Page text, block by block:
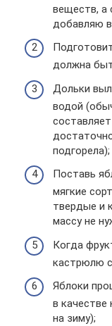
веществ, а
добавляю
должна
Дольки
водой
подгорела);
Поставь
мягкие
твердые и
массу не
Когда
кастрюлю
Яблоки
в качестве
на зиму);